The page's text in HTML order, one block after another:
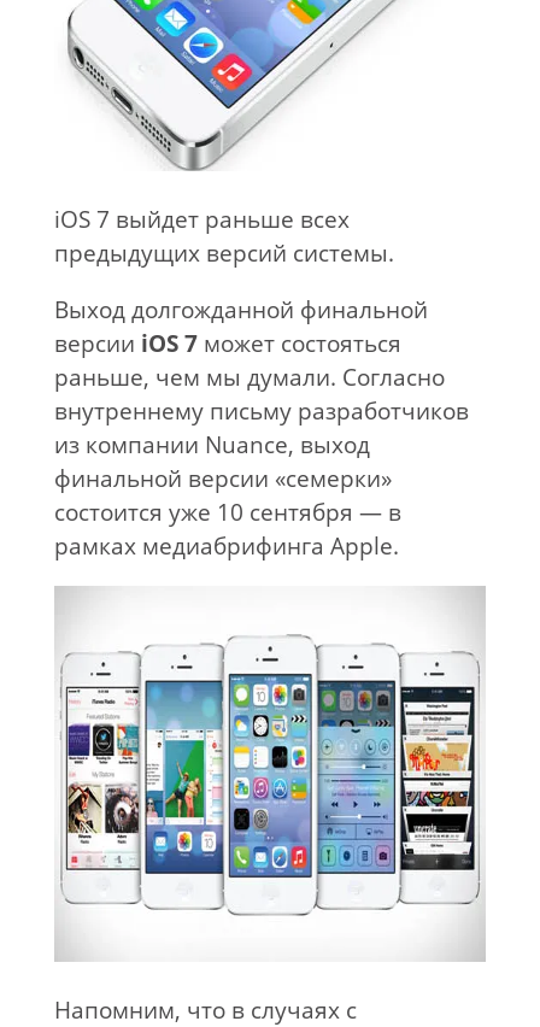
iOS 7 выйдет раньше всех
предыдущих версий системы.
Выход долгожданной финальной
версии iOS 7может состояться
раньше, чем мы думали. Согласно
внутреннему письму разработчиков
из компании Nuance, выход
финальной версии «семерки»
состоится уже 10 сентября — в
рамках медиабрифинга Apple.
Напомним, что в случаях с